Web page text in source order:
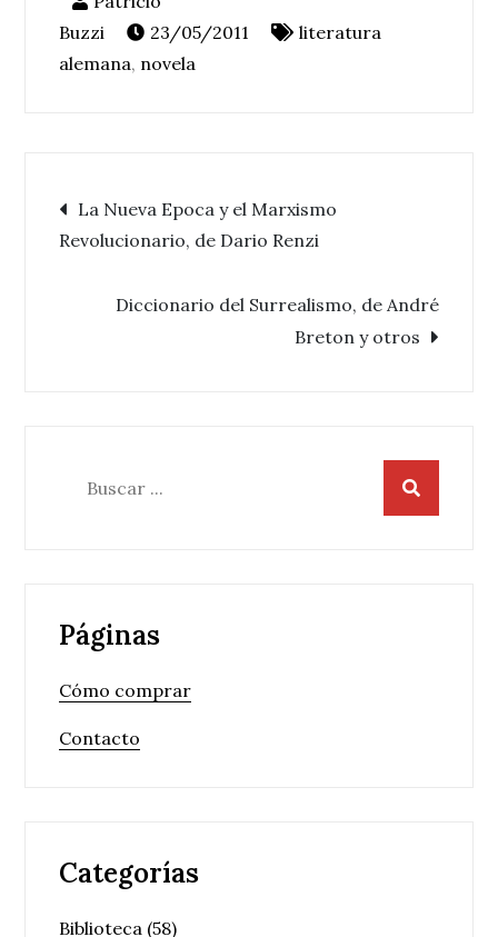
23/05/2011
literatura
alemana, novela
Navegación
La Nueva Epoca y el Marxismo
Revolucionario, de Dario Renzi
Diccionario del Surrealismo, de André
Breton y otros
Páginas
Cómo comprar
Contacto
Categorías
Biblioteca (58)